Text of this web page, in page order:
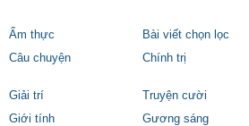
Ẩm thực Bài viết chọn lọc
Câu chuyện
Chính trị
Giải trí
Truyện cười
Giới tính
Gương sáng